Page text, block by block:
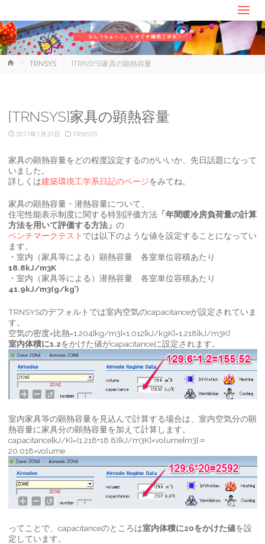
ホ
TRNSYS [TRNSYS]家具の顕熱容量
[TRNSYS]家具の顕熱容量
2017年1月31日 TRNSYS
家具の顕熱容量をどの程度設定するのがいいか、先日話題になって
いました。
詳しくは建築環境工学系日記のページをみてね。
家具の顕熱容量・潜熱容量について、
住宅性能表示制度に関する特別評価方法「年間暖冷房負荷量の計算
方法を用いて評価する方法」 の
ベンチマークテスト では以下のような値を設定することになってい
ます。
・室内（家具等による）顕熱容量 各室単位容積あたり
18.8kJ/m3K
・室内（家具等による）潜熱容量 各室単位容積あたり
41.9kJ/m3(g/kg’)
TRNSYSのデフォルトでは室内空気のcapacitanceが設定されていま
す。
空気の密度×比熱=1.204[kg/m3]×1.012[kJ/kgK]=1.218[kJ/m3K]
室内体積に1.2をかけた値がcapacitanceに設定されます。
室内家具等の顕熱容量を見込んで計算する場合は、室内空気分の顕
熱容量に家具分の顕熱容量を加えて計算します。
capacitance[kJ/K]=(1.218+18.8)[kJ/m3K]×volume[m3]＝
20.018×volume
ってことで、capacitanceのところは室内体積に20をかけた値を設
定しています。